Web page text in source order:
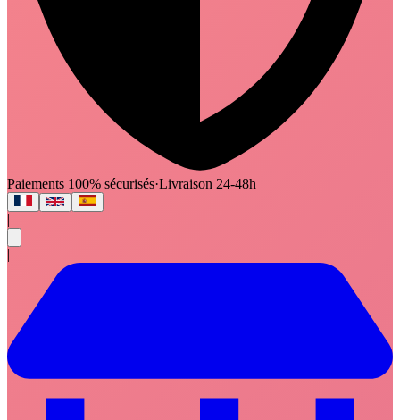
Paiements 100% sécurisés·Livraison 24-48h
|
|